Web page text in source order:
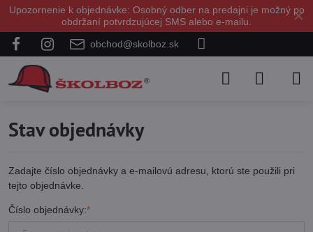
✕
Upozornenie k objednávke: Osobný odber na predajni je možný po
obdržaní potvrdzujúcej SMS alebo e-mailu.
obchod@skolboz.sk
Stav objednávky
Zadajte číslo objednávky a e-mailovú adresu, ktorú ste použili pri
tejto objednávke.
Číslo objednávky:*